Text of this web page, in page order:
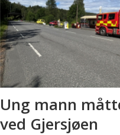
Ung mann
ved Gjersjøen